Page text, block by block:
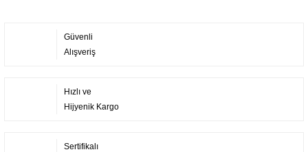
Güvenli
Alışveriş
Hızlı ve
Hijyenik Kargo
Sertifikalı